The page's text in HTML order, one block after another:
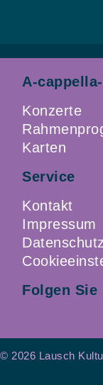
A-
Konzerte
Karten
Service
Kontakt
Impressum
Folgen Sie
© 2026 Lausch